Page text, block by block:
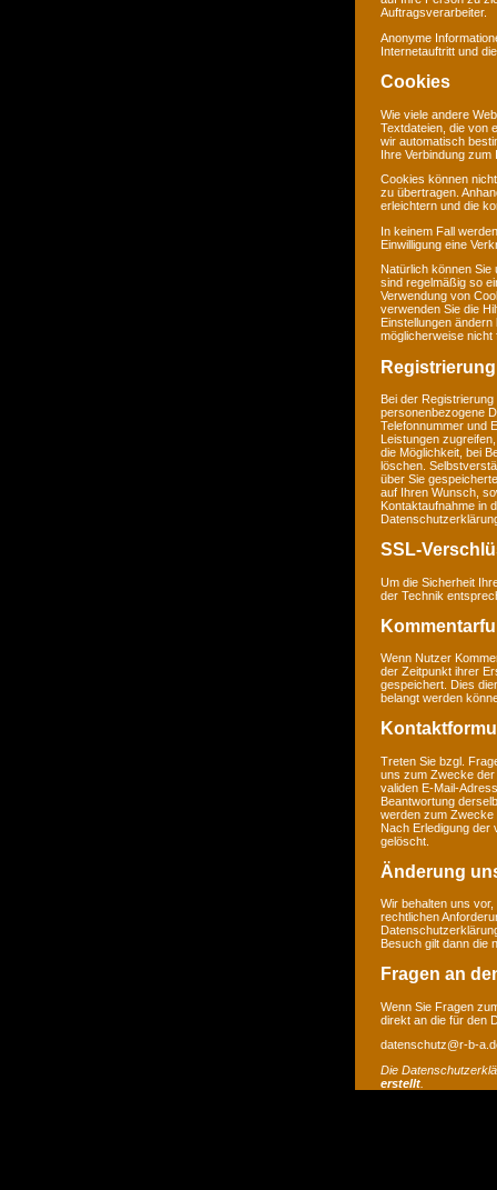
Auftragsverarbeiter.
Anonyme
Internetauftritt und
Cookies
Wie viele andere
Textdateien, die von
wir automatisch
Ihre Verbindung zum
Cookies können
zu übertragen.
erleichtern und die
In keinem Fall
Einwilligung eine
Natürlich können
sind regelmäßig so
Verwendung von
verwenden Sie die
Einstellungen
möglicherweise nicht
Bei der
personenbezogene
Telefonnummer und
Leistungen
die Möglichkeit, bei
löschen.
über Sie
auf Ihren Wunsch,
Kontaktaufnahme in
SSL-
Um die Sicherheit
der Technik
Wenn Nutzer
der Zeitpunkt ihrer
gespeichert. Dies
belangt werden
Treten Sie bzgl.
uns zum Zwecke der
validen E-Mail-
Beantwortung
werden zum Zwecke
Nach Erledigung der
gelöscht.
Änderung
Wir behalten uns
rechtlichen
Besuch gilt dann die
Fragen an
Wenn Sie Fragen
direkt an die für den
datenschutz@r-b-
Die
erstellt